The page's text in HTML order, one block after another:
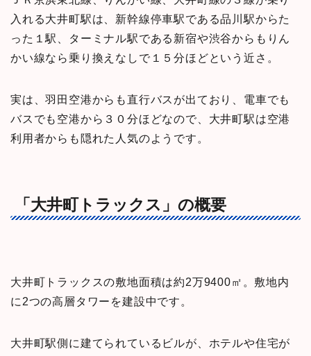
入れる大井町駅は、新幹線停車駅である品川駅からた
った１駅、ターミナル駅である新宿や渋谷からもりん
かい線なら乗り換えなしで１５分ほどという近さ。
実は、羽田空港からも直行バスが出ており、電車でも
バスでも空港から３０分ほどなので、大井町駅は空港
利用者からも隠れた人気のようです。
「大井町トラックス」の概要
大井町トラックスの敷地面積は約2万9400㎡。敷地内
に2つの高層タワーを建設中です。
大井町駅側に建てられているビルが、ホテルや住宅が